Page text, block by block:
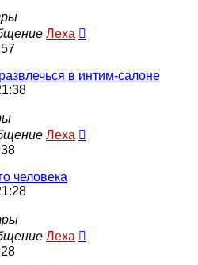
Леха
в интим-салоне
Леха
человека
Леха